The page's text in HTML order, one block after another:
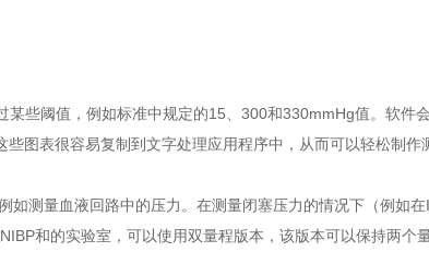
些阈值，例如标准中规定的15、300和330mmHg值。软件
图表很容易复制到文字处理应用程序中，从而可以轻松制作
如测量血液回路中的压力。在测量闭塞压力的情况下（例如
和的实验室，可以使用双量程版本，该版本可以保持两个